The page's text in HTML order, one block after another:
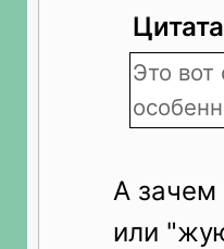
Цитата
Это вот
А зачем
или